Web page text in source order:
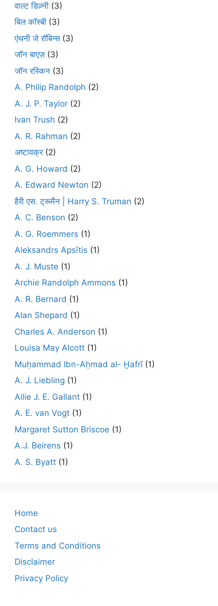
वाल्ट डिज़्नी (3)
बिल कॉस्बी (3)
एंथनी जे रॉबिन्स(3)
जॉन बाएज़ (3)
जॉन रस्किन (3)
A. Philip Randolph (2)
A. J. P. Taylor (2)
Ivan Trush (2)
A. R. Rahman (2)
अष्टावक्र(2)
A. G. Howard (2)
A. Edward Newton (2)
हैरी एस. ट्रूमैन | Harry S. Truman (2)
A. C. Benson (2)
A. G. Roemmers (1)
Aleksandrs Apsītis (1)
A. J. Muste (1)
Archie Randolph Ammons (1)
A. R. Bernard (1)
Alan Shepard (1)
Charles A. Anderson (1)
Louisa May Alcott (1)
Muḥammad Ibn-Aḥmad al- Ḫafrī(1)
A. J. Liebling (1)
Ailie J. E. Gallant (1)
A. E. van Vogt (1)
Margaret Sutton Briscoe (1)
A.J. Beirens (1)
A. S. Byatt (1)
Home
Contact us
Terms and Conditions
Disclaimer
Privacy Policy